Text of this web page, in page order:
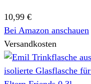
10,99 €
Bei Amazon anschauen
Versandkosten